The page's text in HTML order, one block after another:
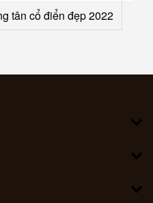
tân cổ điển đẹp 2022